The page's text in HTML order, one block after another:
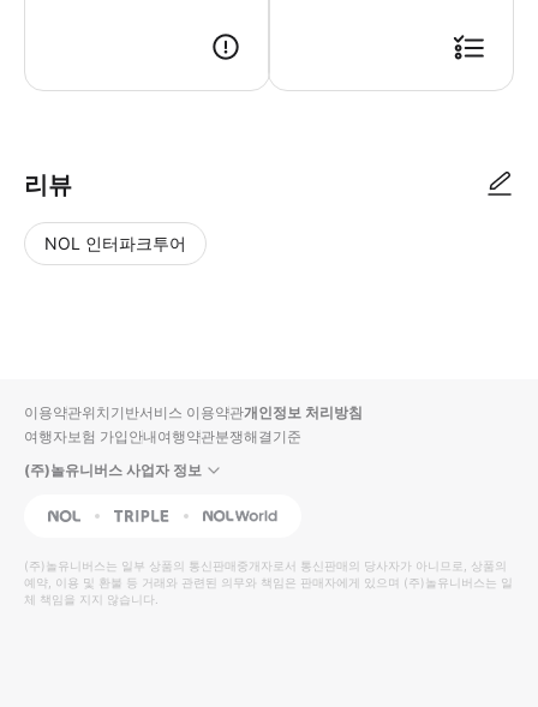
리뷰
NOL 인터파크투어
입니
다.
높
은
순
동
영
상
순
상
이용약관위치기반서비스 이용약관개인정보 처리방침
여행자보험 가입안내여행약관분쟁해결기준
(주)놀유니버스 사업자 정보
NOL Triple Interpark Global
(주)놀유니버스는 일부 상품의 통신판매중개자로서 통신판매의 당사자가 아니므로, 상품의
예약, 이용 및 환불 등 거래와 관련된 의무와 책임은 판매자에게 있으며 (주)놀유니버스는 일
체 책임을 지지 않습니다.